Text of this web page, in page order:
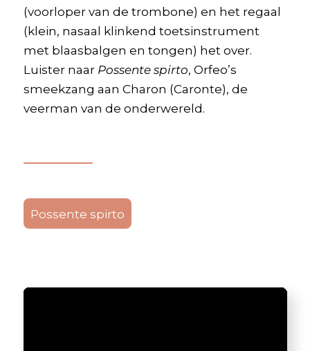
(voorloper van de trombone) en het regaal
(klein, nasaal klinkend toetsinstrument
met blaasbalgen en tongen) het over.
Luister naar Possente spirto, Orfeo’s
smeekzang aan Charon (Caronte), de
veerman van de onderwereld.
Possente spirto